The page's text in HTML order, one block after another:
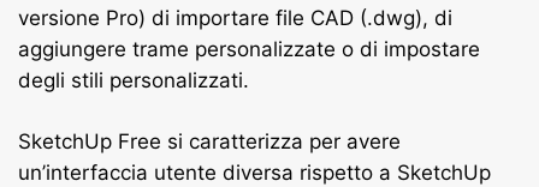
versione Pro) di importare file CAD (.dwg), di
aggiungere trame personalizzate o di impostare
degli stili personalizzati.
SketchUp Free si caratterizza per avere
un’interfaccia utente diversa rispetto a SketchUp